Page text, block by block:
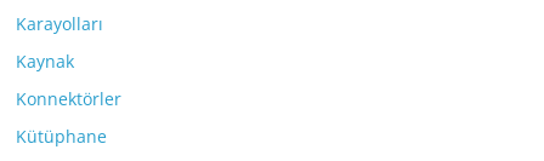
Karayolları
Kaynak
Konnektörler
Kütüphane